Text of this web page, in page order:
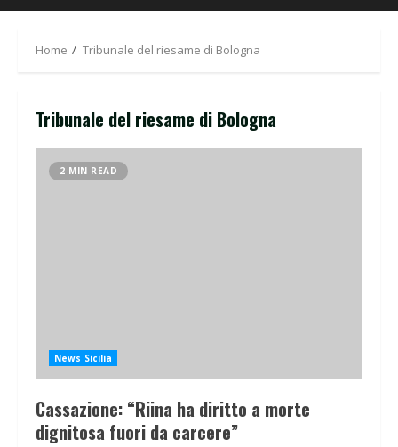
Home Tribunale del riesame di Bologna
Tribunale del riesame di Bologna
2 MIN READ
News Sicilia
Cassazione: “Riina ha diritto a morte
dignitosa fuori da carcere”